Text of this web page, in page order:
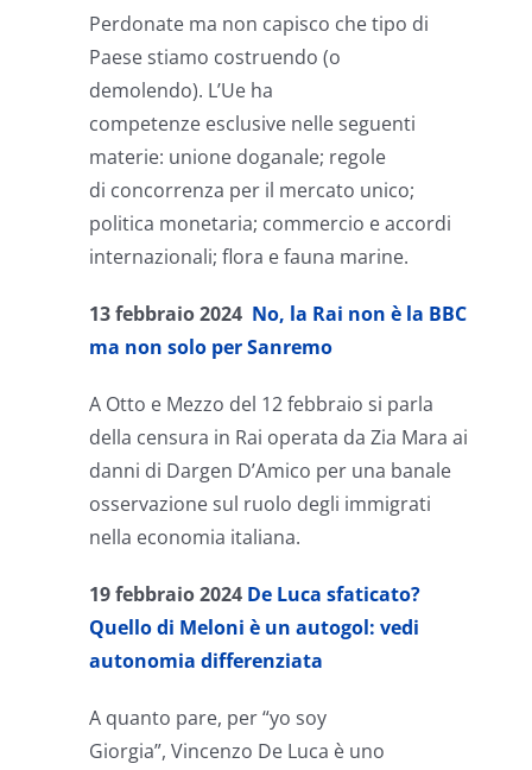
Perdonate ma non capisco che tipo di
Paese stiamo costruendo (o
demolendo). L’Ue ha
competenze esclusive nelle seguenti
materie: unione doganale; regole
di concorrenza per il mercato unico;
politica monetaria; commercio e accordi
internazionali; flora e fauna marine.
13 febbraio 2024 No, la Rai non è la BBC
ma non solo per Sanremo
A Otto e Mezzo del 12 febbraio si parla
della censura in Rai operata da Zia Mara ai
danni di Dargen D’Amico per una banale
osservazione sul ruolo degli immigrati
nella economia italiana.
19 febbraio 2024 De Luca sfaticato?
Quello di Meloni è un autogol: vedi
autonomia differenziata
A quanto pare, per “yo soy
Giorgia”, Vincenzo De Luca è uno